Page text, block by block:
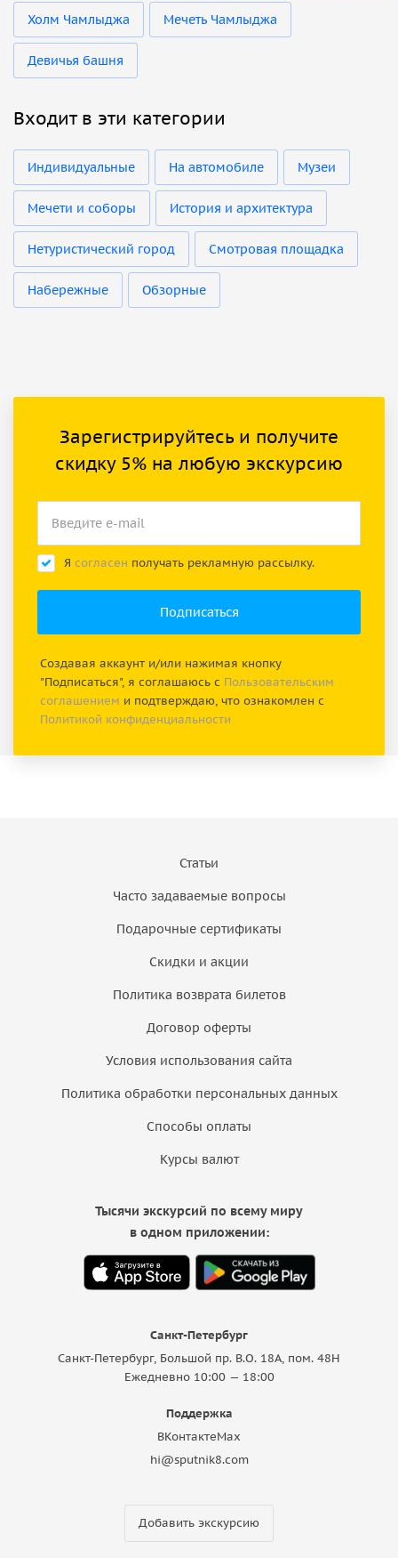
Холм Чамлыджа Мечеть Чамлыджа
Девичья башня
Входит в эти категории
Индивидуальные На автомобиле Музеи
Мечети и соборы История и архитектура
Нетуристический город Смотровая площадка
Набережные Обзорные
Зарегистрируйтесь и получите
скидку 5% на любую экскурсию
Я согласен получать рекламную рассылку.
Создавая аккаунт и/или нажимая кнопку
"Подписаться", я соглашаюсь с Пользовательским
соглашением и подтверждаю, что ознакомлен с
Политикой конфиденциальности
Статьи
Часто задаваемые вопросы
Подарочные сертификаты
Скидки и акции
Политика возврата билетов
Договор оферты
Условия использования сайта
Политика обработки персональных данных
Способы оплаты
Курсы валют
Санкт-Петербург
Санкт-Петербург, Большой пр. В.О. 18A, пом. 48Н
Ежедневно 10:00 — 18:00
Поддержка
ВКонтактеMax
hi@sputnik8.com
Добавить экскурсию
Тысячи экскурсий по всему миру
в одном приложении: